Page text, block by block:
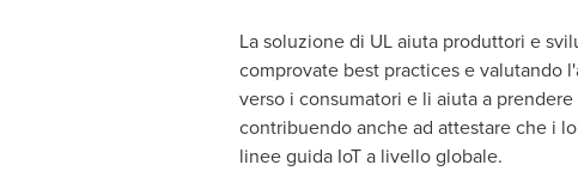
La soluzione di UL aiuta produttori e
comprovate best practices e valutando
verso i consumatori e li aiuta a
contribuendo anche ad attestare che i
linee guida IoT a livello globale.